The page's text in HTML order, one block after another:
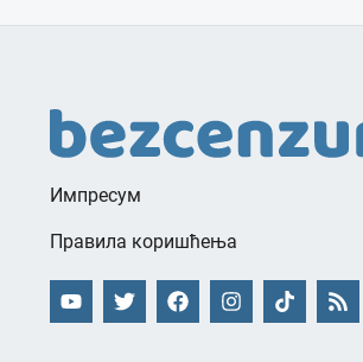
Импресум
Правила коришћења